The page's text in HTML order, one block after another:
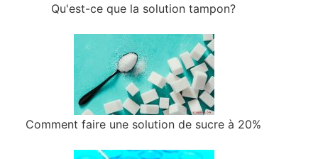
Qu'est-ce que la solution tampon?
Comment faire une solution de sucre à 20%